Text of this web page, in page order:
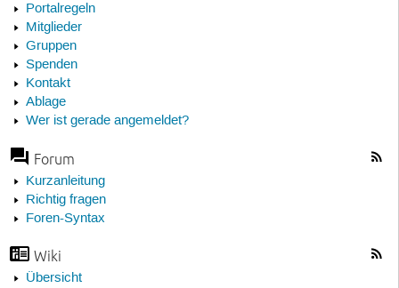
Portalregeln
Mitglieder
Gruppen
Spenden
Kontakt
Ablage
Wer ist gerade angemeldet?
Forum
Kurzanleitung
Richtig fragen
Foren-Syntax
Wiki
Übersicht